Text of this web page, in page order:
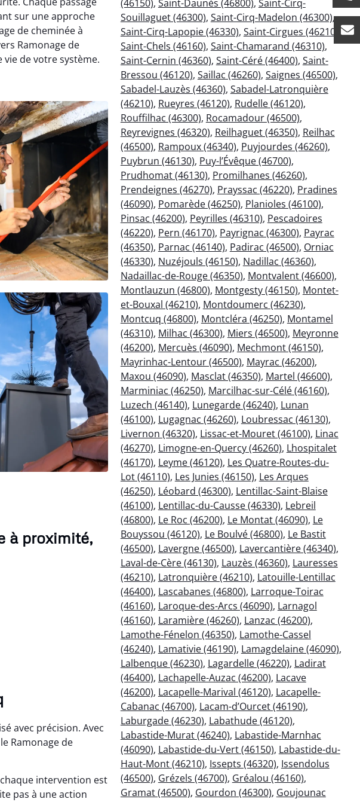
sur une approche
de cheminée à
Ramonage de
de votre système.
à proximité,
avec précision. Avec
Ramonage de
intervention est
pas à une action
(46150), Saint-Daunès (46800), Saint-Cirq-
Souillaguet (46300), Saint-Cirq-Madelon (46300),
Saint-Cirq-Lapopie (46330), Saint-Cirgues (46210)
Saint-Chels (46160), Saint-Chamarand (46310),
Saint-Cernin (46360), Saint-Céré (46400), Saint-
Bressou (46120), Saillac (46260), Saignes (46500),
Sabadel-Lauzès (46360), Sabadel-Latronquière
(46210), Rueyres (46120), Rudelle (46120),
Rouffilhac (46300), Rocamadour (46500),
Reyrevignes (46320), Reilhaguet (46350), Reilhac
(46500), Rampoux (46340), Puyjourdes (46260),
Puybrun (46130), Puy-l’Évêque (46700),
Prudhomat (46130), Promilhanes (46260),
Prendeignes (46270), Prayssac (46220), Pradines
(46090), Pomarède (46250), Planioles (46100),
Pinsac (46200), Peyrilles (46310), Pescadoires
(46220), Pern (46170), Payrignac (46300), Payrac
(46350), Parnac (46140), Padirac (46500), Orniac
(46330), Nuzéjouls (46150), Nadillac (46360),
Nadaillac-de-Rouge (46350), Montvalent (46600),
Montlauzun (46800), Montgesty (46150), Montet-
et-Bouxal (46210), Montdoumerc (46230),
Montcuq (46800), Montcléra (46250), Montamel
(46310), Milhac (46300), Miers (46500), Meyronne
(46200), Mercuès (46090), Mechmont (46150),
Mayrinhac-Lentour (46500), Mayrac (46200),
Maxou (46090), Masclat (46350), Martel (46600),
Marminiac (46250), Marcilhac-sur-Célé (46160),
Luzech (46140), Lunegarde (46240), Lunan
(46100), Lugagnac (46260), Loubressac (46130),
Livernon (46320), Lissac-et-Mouret (46100), Linac
(46270), Limogne-en-Quercy (46260), Lhospitalet
(46170), Leyme (46120), Les Quatre-Routes-du-
Lot (46110), Les Junies (46150), Les Arques
(46250), Léobard (46300), Lentillac-Saint-Blaise
(46100), Lentillac-du-Causse (46330), Lebreil
(46800), Le Roc (46200), Le Montat (46090), Le
Bouyssou (46120), Le Boulvé (46800), Le Bastit
(46500), Lavergne (46500), Lavercantière (46340),
Laval-de-Cère (46130), Lauzès (46360), Lauresses
(46210), Latronquière (46210), Latouille-Lentillac
(46400), Lascabanes (46800), Larroque-Toirac
(46160), Laroque-des-Arcs (46090), Larnagol
(46160), Laramière (46260), Lanzac (46200),
Lamothe-Fénelon (46350), Lamothe-Cassel
(46240), Lamativie (46190), Lamagdelaine (46090),
Lalbenque (46230), Lagardelle (46220), Ladirat
(46400), Lachapelle-Auzac (46200), Lacave
(46200), Lacapelle-Marival (46120), Lacapelle-
Cabanac (46700), Lacam-d’Ourcet (46190),
Laburgade (46230), Labathude (46120),
Labastide-Murat (46240), Labastide-Marnhac
(46090), Labastide-du-Vert (46150), Labastide-du-
Haut-Mont (46210), Issepts (46320), Issendolus
(46500), Grézels (46700), Gréalou (46160),
Gramat (46500), Gourdon (46300), Goujounac